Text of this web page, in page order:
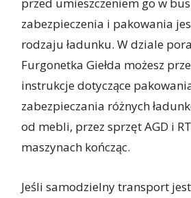
zabezpieczenia i pakowania
rodzaju ładunku. W dziale
Furgonetka Giełda możesz
instrukcje dotyczące
zabezpieczania różnych
od mebli, przez sprzęt AGD i
maszynach kończąc.
Jeśli samodzielny transport